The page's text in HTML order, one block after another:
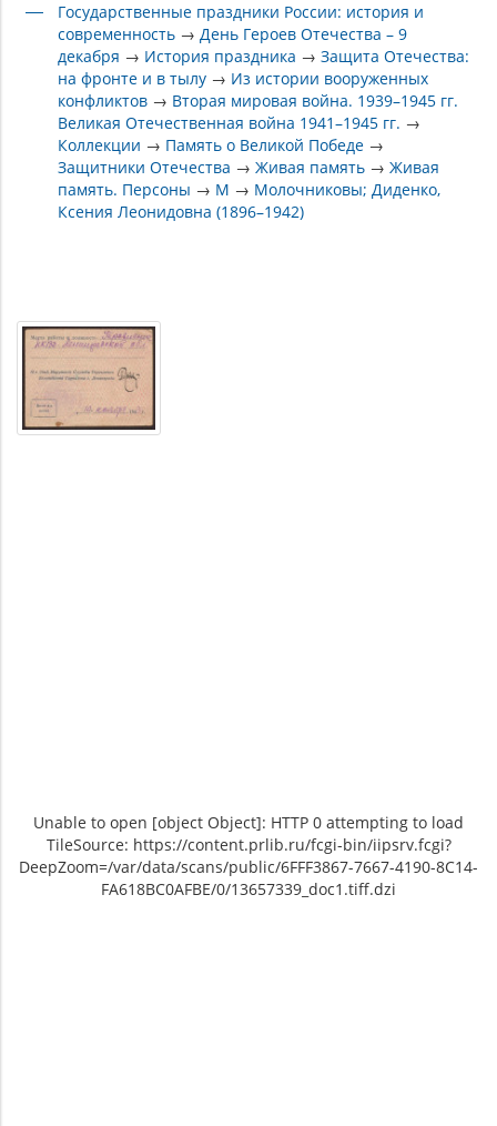
Государственные праздники России: история и
современность →День Героев Отечества – 9
декабря → История праздника →Защита Отечества:
на фронте и в тылу → Из истории вооруженных
конфликтов → Вторая мировая война. 1939–1945 гг.
Великая Отечественная война 1941–1945 гг. →
Коллекции → Память о Великой Победе →
Защитники Отечества →Живая память →Живая
память. Персоны → М → Молочниковы; Диденко,
Ксения Леонидовна (1896–1942)
Unable to open [object Object]: HTTP 0 attempting to load
TileSource: https://content.prlib.ru/fcgi-bin/iipsrv.fcgi?
DeepZoom=/var/data/scans/public/6FFF3867-7667-4190-8C14-
FA618BC0AFBE/0/13657339_doc1.tiff.dzi